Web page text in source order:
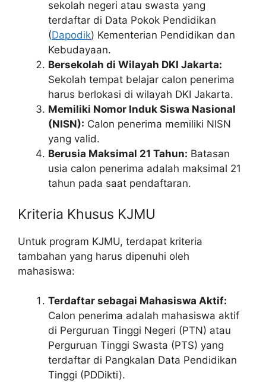
sekolah negeri atau swasta yang
terdaftar di Data Pokok Pendidikan
(Dapodik) Kementerian Pendidikan dan
Kebudayaan.
Bersekolah di Wilayah DKI Jakarta:
Sekolah tempat belajar calon penerima
harus berlokasi di wilayah DKI Jakarta.
Memiliki Nomor Induk Siswa Nasional
(NISN): Calon penerima memiliki NISN
yang valid.
Berusia Maksimal 21 Tahun: Batasan
usia calon penerima adalah maksimal 21
tahun pada saat pendaftaran.
Kriteria Khusus KJMU
Untuk program KJMU, terdapat kriteria
tambahan yang harus dipenuhi oleh
mahasiswa:
Terdaftar sebagai Mahasiswa Aktif:
Calon penerima adalah mahasiswa aktif
di Perguruan Tinggi Negeri (PTN) atau
Perguruan Tinggi Swasta (PTS) yang
terdaftar di Pangkalan Data Pendidikan
Tinggi (PDDikti).